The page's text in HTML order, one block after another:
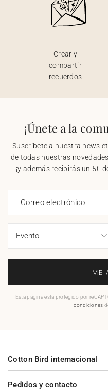
Crear y
compartir
recuerdos
¡Únete a la
Suscríbete a nuestra
de todas nuestras
¡y además recibirás un 5€
Correo electrónico
ME
Esta página está protegido por
condiciones
Pedidos y contacto
Cotton Bird internacional